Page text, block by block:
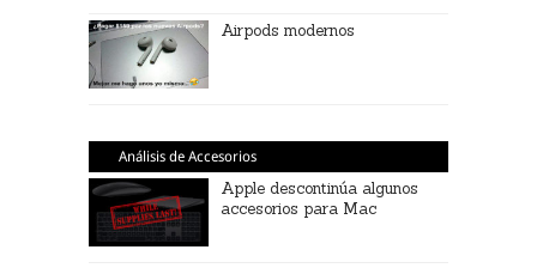
Airpods modernos
Análisis de Accesorios
Apple descontinúa algunos
accesorios para Mac